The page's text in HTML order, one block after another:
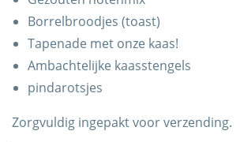
Borrelbroodjes (toast)
Tapenade met onze kaas!
Ambachtelijke kaasstengels
pindarotsjes
Zorgvuldig ingepakt voor verzending.